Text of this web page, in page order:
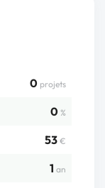
0 projets
0 %
53 €
1 an